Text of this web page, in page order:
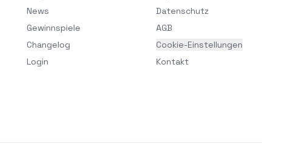
News
Gewinnspiele
Changelog
Login
Datenschutz
AGB
Cookie-Einstellungen
Kontakt